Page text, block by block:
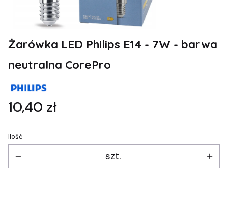
Żarówka LED Philips E14 - 7W - barwa
neutralna CorePro
Cena
10,40 zł
Ilość
szt.